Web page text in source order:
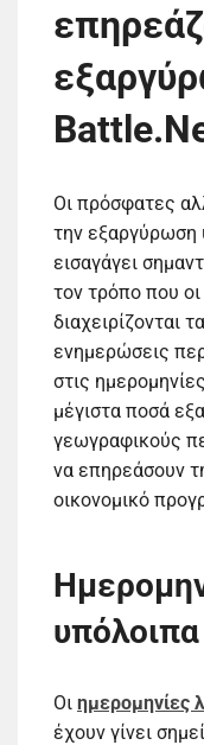
Οι πρόσφατες
την εξαργύρωση
εισαγάγει
τον τρόπο που
διαχειρίζονται
ενημερώσεις
στις
μέγιστα ποσά
γεωγραφικούς
να επηρεάσουν
οικονομικό
υπόλοιπα
Οι ημερομηνίες
έχουν γίνει